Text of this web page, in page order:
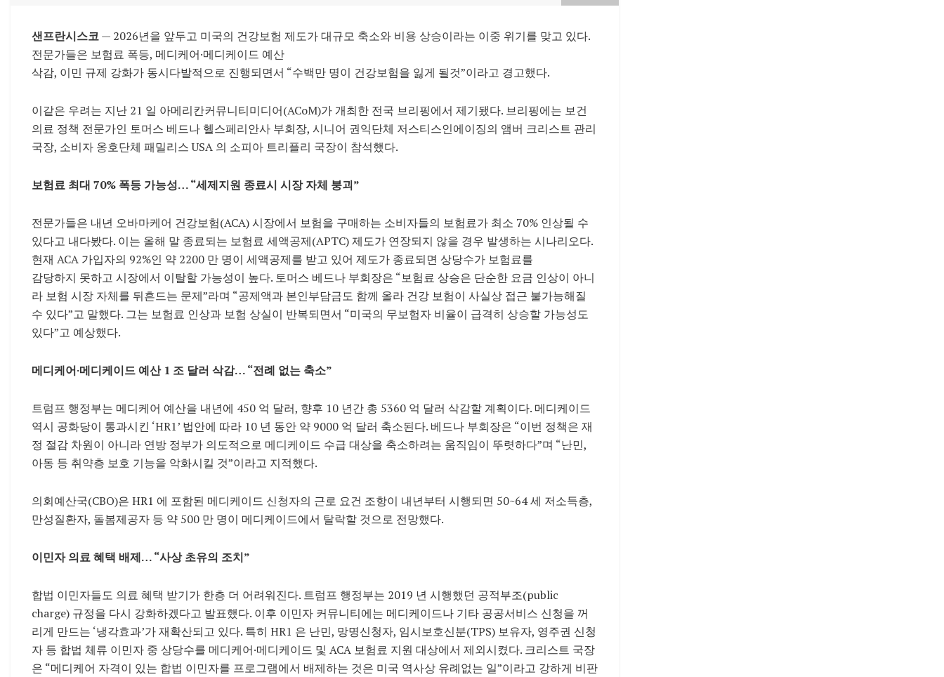
샌프란시스코— 2026년을 앞두고 미국의 건강보험 제도가 대규모 축소와 비용 상승이라는 이중 위기를 맞고 있다.
전문가들은 보험료 폭등, 메디케어·메디케이드 예산
삭감, 이민 규제 강화가 동시다발적으로 진행되면서 “수백만 명이 건강보험을 잃게 될것”이라고 경고했다.
이같은 우려는 지난 21 일 아메리칸커뮤니티미디어(ACoM)가 개최한 전국 브리핑에서 제기됐다. 브리핑에는 보건
의료 정책 전문가인 토머스 베드나 헬스페리안사 부회장, 시니어 권익단체 저스티스인에이징의 앰버 크리스트 관리
국장, 소비자 옹호단체 패밀리스 USA 의 소피아 트리플리 국장이 참석했다.
보험료 최대 70% 폭등 가능성… “세제지원 종료시 시장 자체 붕괴”
전문가들은 내년 오바마케어 건강보험(ACA) 시장에서 보험을 구매하는 소비자들의 보험료가 최소 70% 인상될 수
있다고 내다봤다. 이는 올해 말 종료되는 보험료 세액공제(APTC) 제도가 연장되지 않을 경우 발생하는 시나리오다.
현재 ACA 가입자의 92%인 약 2200 만 명이 세액공제를 받고 있어 제도가 종료되면 상당수가 보험료를
감당하지 못하고 시장에서 이탈할 가능성이 높다. 토머스 베드나 부회장은 “보험료 상승은 단순한 요금 인상이 아니
라 보험 시장 자체를 뒤흔드는 문제”라며 “공제액과 본인부담금도 함께 올라 건강 보험이 사실상 접근 불가능해질
수 있다”고 말했다. 그는 보험료 인상과 보험 상실이 반복되면서 “미국의 무보험자 비율이 급격히 상승할 가능성도
있다”고 예상했다.
메디케어·메디케이드 예산 1 조 달러 삭감… “전례 없는 축소”
트럼프 행정부는 메디케어 예산을 내년에 450 억 달러, 향후 10 년간 총 5360 억 달러 삭감할 계획이다. 메디케이드
역시 공화당이 통과시킨 ‘HR1’ 법안에 따라 10 년 동안 약 9000 억 달러 축소된다. 베드나 부회장은 “이번 정책은 재
정 절감 차원이 아니라 연방 정부가 의도적으로 메디케이드 수급 대상을 축소하려는 움직임이 뚜렷하다”며 “난민,
아동 등 취약층 보호 기능을 악화시킬 것”이라고 지적했다.
의회예산국(CBO)은 HR1 에 포함된 메디케이드 신청자의 근로 요건 조항이 내년부터 시행되면 50~64 세 저소득층,
만성질환자, 돌봄제공자 등 약 500 만 명이 메디케이드에서 탈락할 것으로 전망했다.
이민자 의료 혜택 배제… “사상 초유의 조치”
합법 이민자들도 의료 혜택 받기가 한층 더 어려워진다. 트럼프 행정부는 2019 년 시행했던 공적부조(public
charge) 규정을 다시 강화하겠다고 발표했다. 이후 이민자 커뮤니티에는 메디케이드나 기타 공공서비스 신청을 꺼
리게 만드는 ‘냉각효과’가 재확산되고 있다. 특히 HR1 은 난민, 망명신청자, 임시보호신분(TPS) 보유자, 영주권 신청
자 등 합법 체류 이민자 중 상당수를 메디케어·메디케이드 및 ACA 보험료 지원 대상에서 제외시켰다. 크리스트 국장
은 “메디케어 자격이 있는 합법 이민자를 프로그램에서 배제하는 것은 미국 역사상 유례없는 일”이라고 강하게 비판